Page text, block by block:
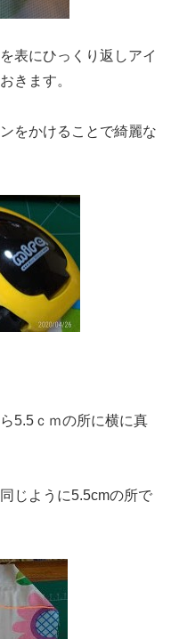
にひっくり返しアイ
きます。
とで綺麗な
に横に真
の所で